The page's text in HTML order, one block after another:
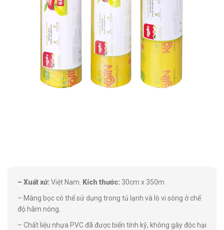
– Xuất xứ: Việt Nam. Kích thước: 30cm x 350m
– Màng bọc có thể sử dụng trong tủ lạnh và lò vi sóng ở chế
độ hâm nóng.
– Chất liệu nhựa PVC đã được biến tính kỹ, không gây độc hại